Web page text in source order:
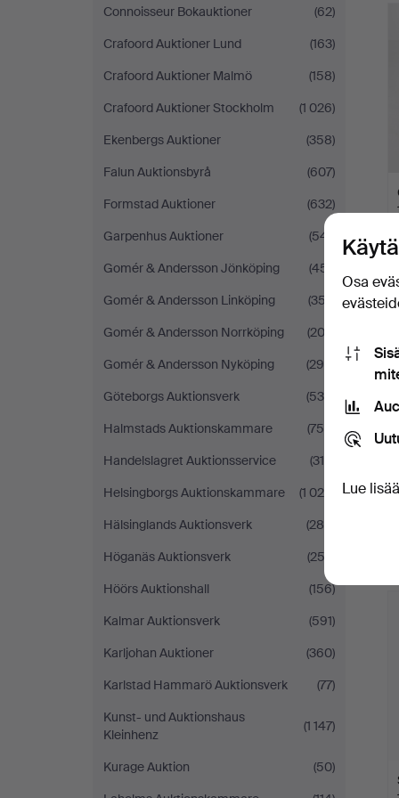
Connoisseur Bokauktioner
(62)
Crafoord Auktioner Lund
(163)
Crafoord Auktioner Malmö
(158)
Crafoord Auktioner Stockholm
(1 026)
Ekenbergs Auktioner
(358)
Falun Auktionsbyrå
(607)
Formstad Auktioner
(632)
Garpenhus Auktioner
(541)
Gomér & Andersson Jönköping
(451)
Gomér & Andersson Linköping
(357)
Gomér & Andersson Norrköping
(203)
Gomér & Andersson Nyköping
(290)
Göteborgs Auktionsverk
(534)
Halmstads Auktionskammare
(754)
Handelslagret Auktionsservice
(318)
Helsingborgs Auktionskammare
(1 024)
Hälsinglands Auktionsverk
(288)
Höganäs Auktionsverk
(252)
Höörs Auktionshall
(156)
Kalmar Auktionsverk
(591)
Karljohan Auktioner
(360)
Karlstad Hammarö Auktionsverk
(77)
Kunst- und Auktionshaus
Kleinhenz
(1 147)
Kurage Auktion
(50)
Osa
Lue lisää